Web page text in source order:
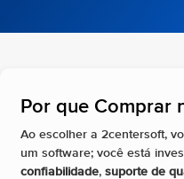
Por que Comprar
Ao escolher a 2centersoft,
um software; você está
confiabilidade, suporte de